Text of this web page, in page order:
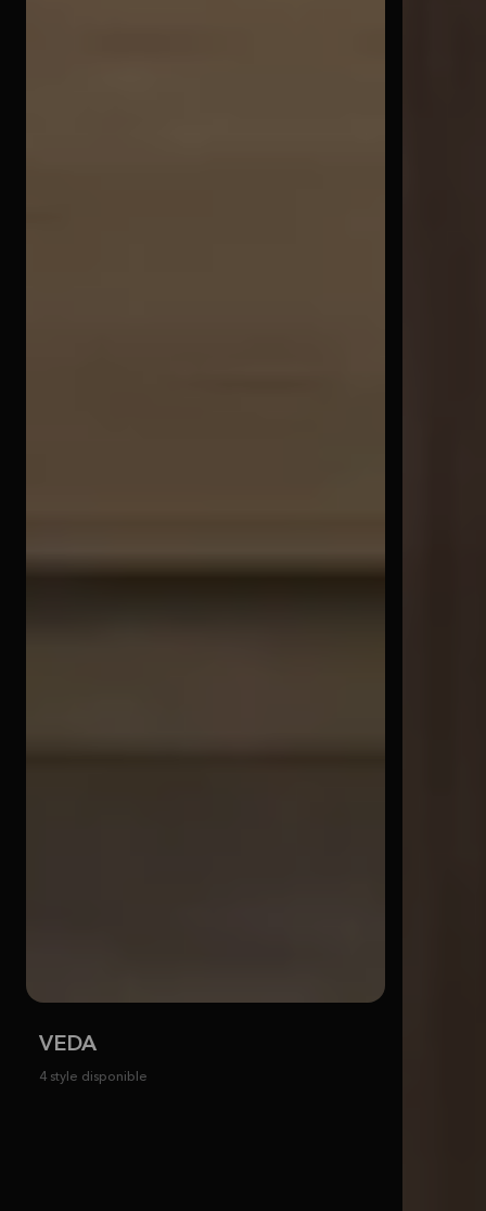
VEDA
4 style disponible